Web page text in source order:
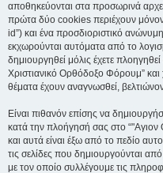
αποθηκεύονται στα προσωρινά
πρώτα δύο cookies περιέχουν
id”) και ένα προσδιοριστικό
εκχωρούνται αυτόματα από το
δημιουργηθεί μόλις έχετε
Χριστιανικό Ορθόδοξο Φόρουμ” και
θέματα έχουν αναγνωσθεί,
Είναι πιθανόν επίσης να
κατά την πλοήγησή σας στο
και αυτά είναι έξω από το πεδίο
τις σελίδες που δημιουργούνται
με τον οποίο συλλέγουμε τις